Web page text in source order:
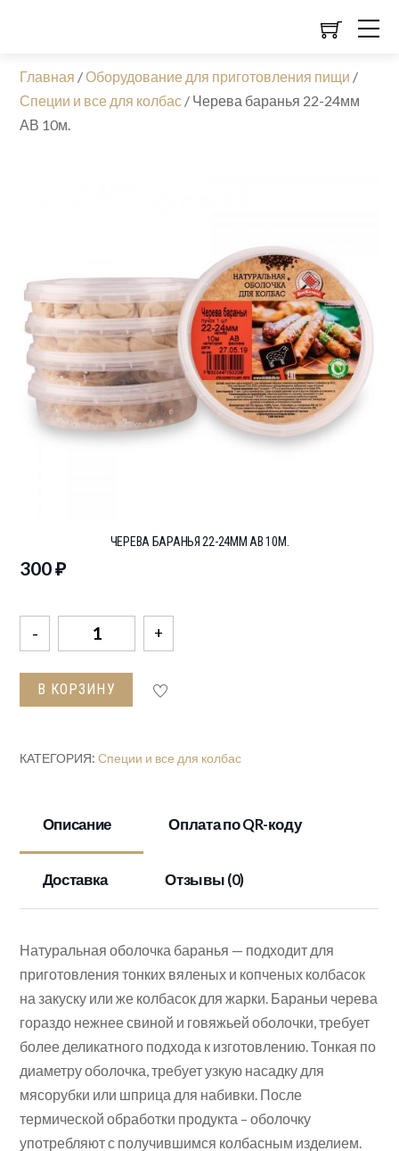
Главная /Оборудование для приготовления пищи /
Специи и все для колбас / Черева баранья 22-24мм
АВ 10м.
ЧЕРЕВА БАРАНЬЯ 22-24ММ АВ 10М.
300₽
Количество
товара
Черева
баранья
В КОРЗИНУ
КАТЕГОРИЯ:Специи и все для колбас
Описание Оплата по QR-коду
Доставка Отзывы (0)
Натуральная оболочка баранья — подходит для
приготовления тонких вяленых и копченых колбасок
на закуску или же колбасок для жарки. Бараньи черева
гораздо нежнее свиной и говяжьей оболочки, требует
более деликатного подхода к изготовлению. Тонкая по
диаметру оболочка, требует узкую насадку для
мясорубки или шприца для набивки. После
термической обработки продукта – оболочку
употребляют с получившимся колбасным изделием.